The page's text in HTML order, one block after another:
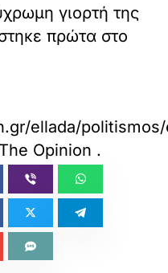
γιορτή της
πρώτα στο
ellada/
Opinion .